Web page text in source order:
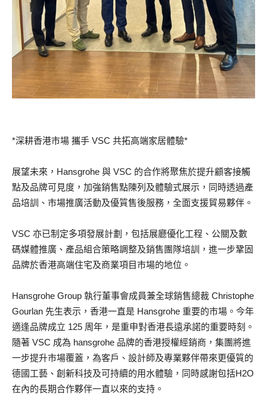
*深耕香港市場 攜手 VSC 共拓高端家居體驗*
展望未來，Hansgrohe 與 VSC 的合作將聚焦於提升顧客接觸
點及品牌可見度，加強銷售點陳列及體驗式展示，同時透過產
品培訓、市場推廣活動及優質售後服務，全面支援貿易夥伴。
VSC 亦已制定多項發展計劃，包括展廳優化工程、公關及數
碼媒體推廣、產品組合策略調整及銷售團隊培訓，進一步鞏固
品牌於香港高端住宅及商業項目市場的地位。
Hansgrohe Group 執行董事會成員兼全球銷售總裁 Christophe
Gourlan 先生表示，香港一直是 Hansgrohe 重要的市場。今年
適逢品牌成立 125 周年，是重申對香港長遠承諾的重要時刻。
隨著 VSC 成為 hansgrohe 品牌的香港授權經銷商，集團將進
一步提升市場覆蓋，為客戶、設計師及專業夥伴帶來更優質的
德國工藝、創新科技及可持續的用水體驗，同時感謝包括H2O
在內的長期合作夥伴一直以來的支持。